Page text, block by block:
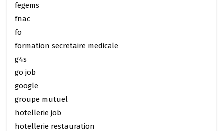
fegems
fnac
fo
formation secretaire medicale
g4s
go job
google
groupe mutuel
hotellerie job
hotellerie restauration